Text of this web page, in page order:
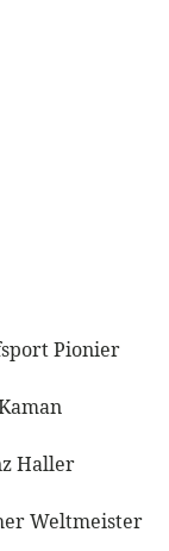
Pionier
Haller
Weltmeister